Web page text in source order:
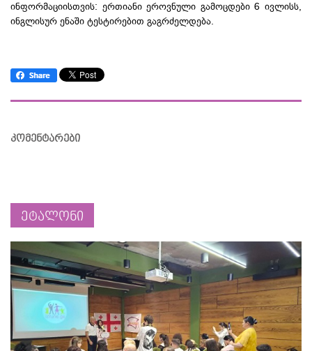
ინფორმაციისთვის: ერთიანი ეროვნული გამოცდები 6 ივლისს,
ინგლისურ ენაში ტესტირებით გაგრძელდება.
კომენტარები
ეტალონი